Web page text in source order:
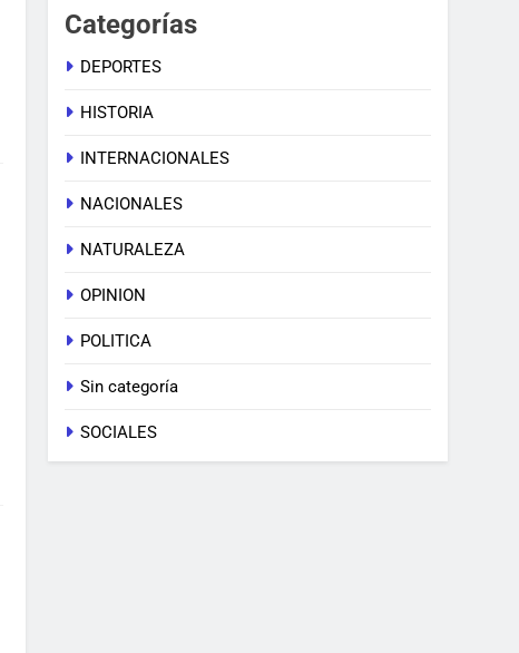
Categorías
DEPORTES
HISTORIA
INTERNACIONALES
NACIONALES
NATURALEZA
OPINION
POLITICA
Sin categoría
SOCIALES